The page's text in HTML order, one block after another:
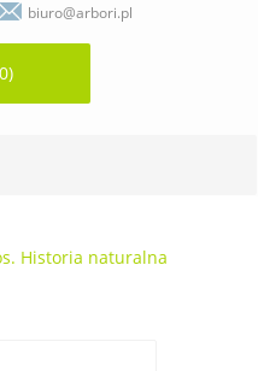
biuro@arbori.pl
Historia naturalna